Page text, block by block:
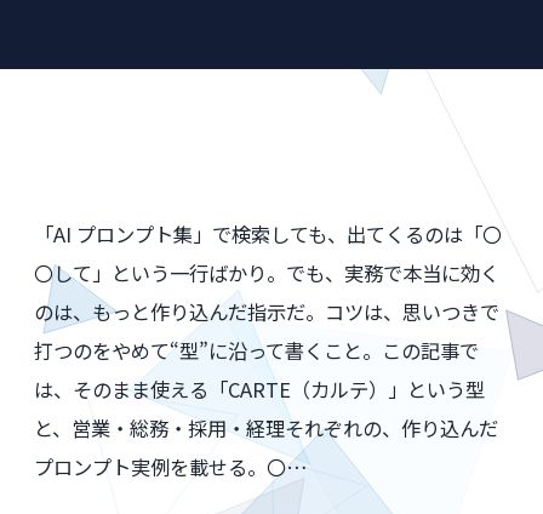
「AI プロンプト集」で検索しても、出てくるのは「〇
〇して」という一行ばかり。でも、実務で本当に効く
のは、もっと作り込んだ指示だ。コツは、思いつきで
打つのをやめて“型”に沿って書くこと。この記事で
は、そのまま使える「CARTE（カルテ）」という型
と、営業・総務・採用・経理それぞれの、作り込んだ
プロンプト実例を載せる。〇…